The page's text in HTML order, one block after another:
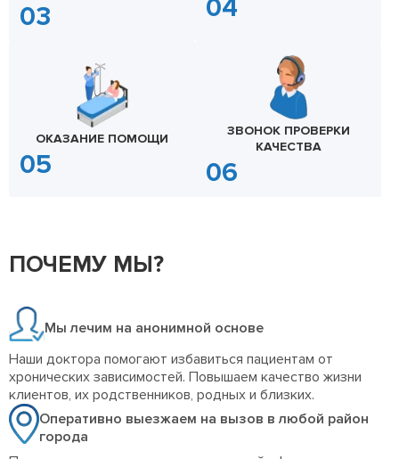
ОКАЗАНИЕ ПОМОЩИ
ЗВОНОК ПРОВЕРКИ
КАЧЕСТВА
ПОЧЕМУ МЫ?
Мы лечим на анонимной основе
Наши доктора помогают избавиться пациентам от
хронических зависимостей. Повышаем качество жизни
клиентов, их родственников, родных и близких.
Оперативно выезжаем на вызов в любой район
города